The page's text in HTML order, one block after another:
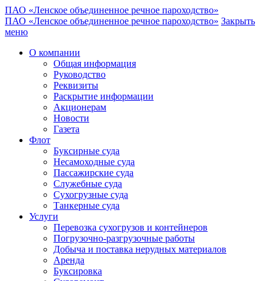
ПАО «Ленское объединенное речное пароходство»
ПАО «Ленское объединенное речное пароходство» Закрыть
меню
О компании
Общая информация
Руководство
Реквизиты
Раскрытие информации
Акционерам
Новости
Газета
Флот
Буксирные суда
Несамоходные суда
Пассажирские суда
Служебные суда
Сухогрузные суда
Танкерные суда
Услуги
Перевозка сухогрузов и контейнеров
Погрузочно-разгрузочные работы
Добыча и поставка нерудных материалов
Аренда
Буксировка